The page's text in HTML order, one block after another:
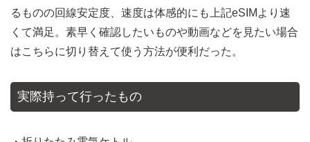
るものの回線安定度、速度は体感的にも上記eSIMより速
くて満足。素早く確認したいものや動画などを見たい場合
はこちらに切り替えて使う方法が便利だった。
実際持って行ったもの